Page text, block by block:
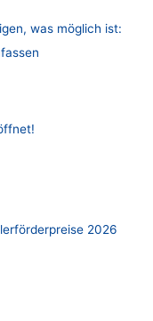
was möglich ist:
2026